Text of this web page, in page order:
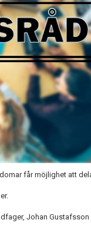
får möjlighet att
Johan